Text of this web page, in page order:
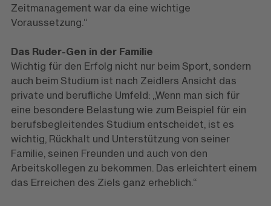
Zeitmanagement war da eine wichtige
Voraussetzung.“
Das Ruder-Gen in der Familie
Wichtig für den Erfolg nicht nur beim Sport, sondern
auch beim Studium ist nach Zeidlers Ansicht das
private und berufliche Umfeld: „Wenn man sich für
eine besondere Belastung wie zum Beispiel für ein
berufsbegleitendes Studium entscheidet, ist es
wichtig, Rückhalt und Unterstützung von seiner
Familie, seinen Freunden und auch von den
Arbeitskollegen zu bekommen. Das erleichtert einem
das Erreichen des Ziels ganz erheblich.“